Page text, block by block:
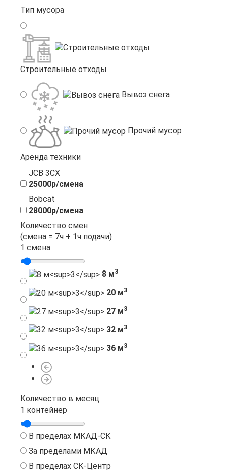
Тип мусора
Строительные отходы
Вывоз снега
Прочий мусор
Аренда техники
JCB 3CX
25000р/смена
Bobcat
28000р/смена
Количество смен
(смена = 7ч + 1ч подачи)
1 смена
8 м3
20 м3
27 м3
32 м3
36 м3
Количество в месяц
1 контейнер
В пределах МКАД-СК
За пределами МКАД
В пределах СК-Центр